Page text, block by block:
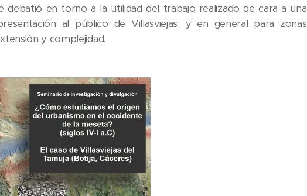
debatió en torno a la utilidad del trabajo realizado de cara a una
al público de Villasviejas, y en general para zonas
y complejidad.